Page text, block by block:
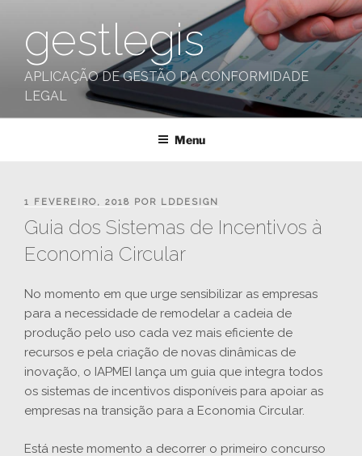
conteúdo
gestlegis
APLICAÇÃO DE GESTÃO DA CONFORMIDADE
LEGAL
Menu
PUBLICADO
EM
1 FEVEREIRO, 2018 POR LDDESIGN
Guia dos Sistemas de Incentivos à
Economia Circular
No momento em que urge sensibilizar as empresas
para a necessidade de remodelar a cadeia de
produção pelo uso cada vez mais eficiente de
recursos e pela criação de novas dinâmicas de
inovação, o IAPMEI lança um guia que integra todos
os sistemas de incentivos disponíveis para apoiar as
empresas na transição para a Economia Circular.
Está neste momento a decorrer o primeiro concurso